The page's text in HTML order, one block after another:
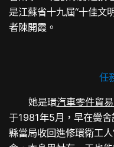
是江蘇省十九屆“十佳文
者陳開霞。
任
她是環汽車零件貿
于1981年5月，早在黌
縣當局收回進修環衛工